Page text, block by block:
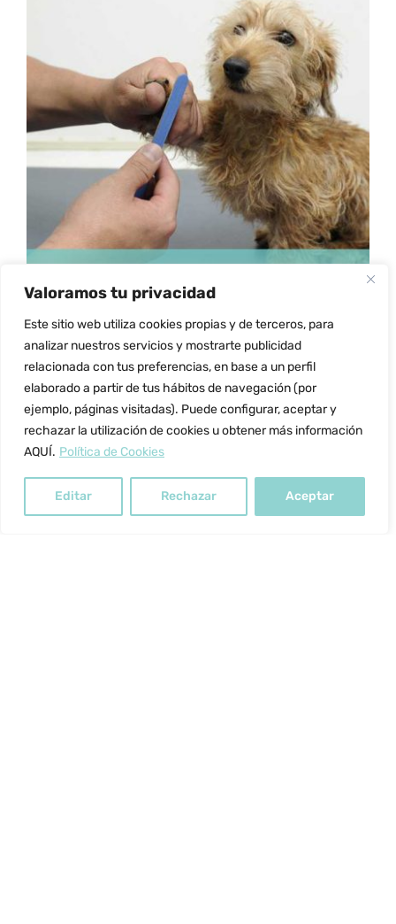
Valoramos tu privacidad
Este sitio web utiliza cookies propias y de terceros, para
analizar nuestros servicios y mostrarte publicidad
relacionada con tus preferencias, en base a un perfil
elaborado a partir de tus hábitos de navegación (por
ejemplo, páginas visitadas). Puede configurar, aceptar y
rechazar la utilización de cookies u obtener más información
AQUÍ. Política de Cookies
Editar Rechazar Aceptar
355.00 €
hasta
695.00 €
SELECCIONAR OPCIONES
ESTE
PRODUCTO
TIENE
MÚLTIPLES
VARIANTES.
LAS
OPCIONES
EN
LA
PÁGINA
DE
PRODUCTO
/ DETALLES
Curso Profesional de
Peluquería Y Estética
Canina Y Felina
597.00€-1,197.00€Rango
precios:
desde